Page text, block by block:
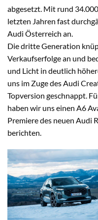
abgesetzt. Mit rund
letzten Jahren fast
Audi Österreich an.
Die dritte Generation
Verkaufserfolge an und
und Licht in deutlich
uns im Zuge des Audi
Topversion geschnappt.
haben wir uns einen A6
Premiere des neuen Audi
berichten.